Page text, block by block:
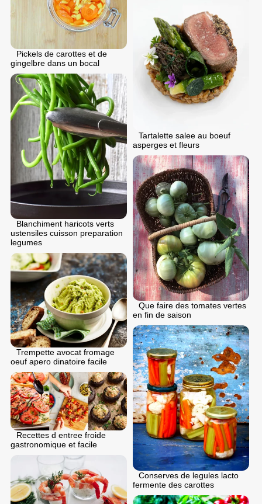
Pickels de carottes et de
gingelbre dans un bocal
Tartalette salee au boeuf
asperges et fleurs
Blanchiment haricots verts
ustensiles cuisson preparation
legumes
Que faire des tomates vertes
en fin de saison
Trempette avocat fromage
oeuf apero dinatoire facile
Conserves de legules lacto
fermente des carottes
Recettes d entree froide
gastronomique et facile